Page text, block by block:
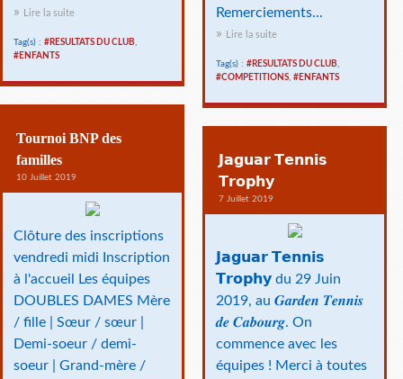
Lire la suite
Tag(s) : #RESULTATS DU CLUB,
#ENFANTS
Remerciements...
Lire la suite
Tag(s) : #RESULTATS DU CLUB,
#COMPETITIONS, #ENFANTS
Tournoi BNP des
familles
10 Juillet 2019
Clôture des inscriptions
vendredi midi Inscription
à l'accueil Les équipes
DOUBLES DAMES Mère
/ fille | Sœur / sœur |
Demi-soeur / demi-
soeur | Grand-mère /
𝗝𝗮𝗴𝘂𝗮𝗿 𝗧𝗲𝗻𝗻𝗶𝘀
𝗧𝗿𝗼𝗽𝗵𝘆
7 Juillet 2019
𝗝𝗮𝗴𝘂𝗮𝗿 𝗧𝗲𝗻𝗻𝗶𝘀
𝗧𝗿𝗼𝗽𝗵𝘆 du 29 Juin
2019, au 𝑮𝒂𝒓𝒅𝒆𝒏 𝑻𝒆𝒏𝒏𝒊𝒔
𝒅𝒆 𝑪𝒂𝒃𝒐𝒖𝒓𝒈. On
commence avec les
équipes ! Merci à toutes